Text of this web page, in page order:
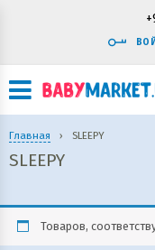
Главная › SLEEPY
SLEEPY
Товаров,